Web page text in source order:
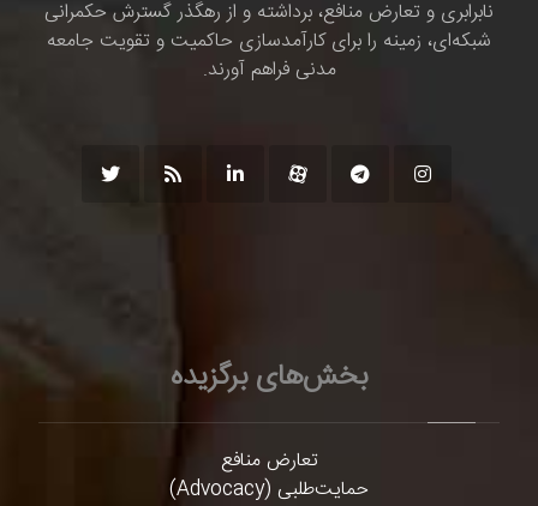
نابرابری و تعارض منافع، برداشته و از رهگذر گسترش حکمرانی
شبکه‌ای، زمینه را برای کارآمدسازی حاکمیت و تقویت جامعه
مدنی فراهم آورند.
بخش‌های برگزیده
تعارض منافع
حمایت‌طلبی (Advocacy)